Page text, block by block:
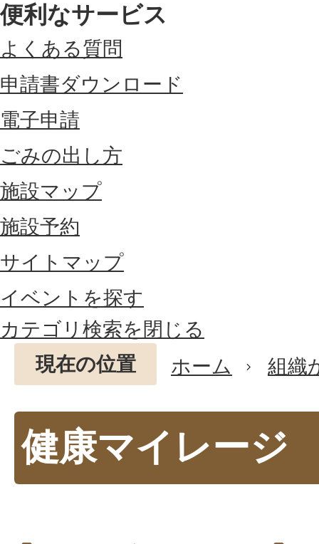
便利なサービス
よくある質問
申請書ダウンロード
電子申請
ごみの出し方
施設マップ
施設予約
サイトマップ
イベントを探す
カテゴリ検索を閉じる
現在の位置
ホーム 組織
健康マイレージ